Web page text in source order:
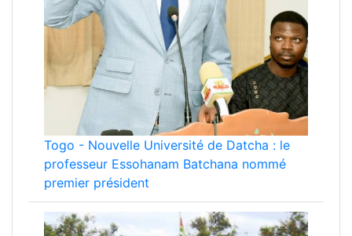
Togo - Nouvelle Université de Datcha : le
professeur Essohanam Batchana nommé
premier président